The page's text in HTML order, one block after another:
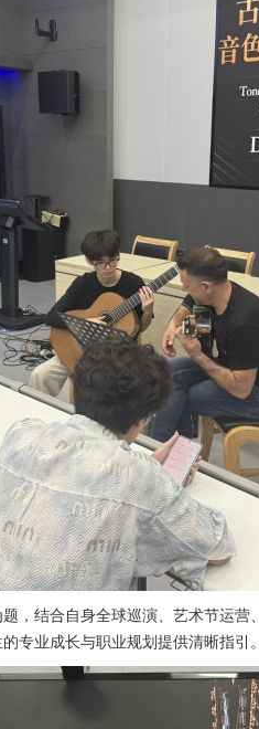
，结合自身全球巡演、艺术节运
专业成长与职业规划提供清晰指引。